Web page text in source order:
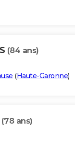
(84 ans)
(Haute-Garonne)
(78 ans)